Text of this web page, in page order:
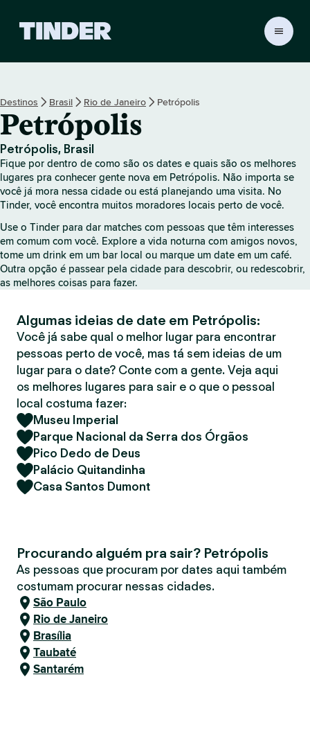
a
i
n
c
i
a
l
o
T
i
n
r
Destinos Brasil Rio de Janeiro Petrópolis
Petrópolis
Petrópolis, Brasil
Fique por dentro de como são os dates e quais são os melhores
lugares pra conhecer gente nova em Petrópolis. Não importa se
você já mora nessa cidade ou está planejando uma visita. No
Tinder, você encontra muitos moradores locais perto de você.
Use o Tinder para dar matches com pessoas que têm interesses
em comum com você. Explore a vida noturna com amigos novos,
tome um drink em um bar local ou marque um date em um café.
Outra opção é passear pela cidade para descobrir, ou redescobrir,
as melhores coisas para fazer.
Algumas ideias de date em Petrópolis:
Você já sabe qual o melhor lugar para encontrar
pessoas perto de você, mas tá sem ideias de um
lugar para o date? Conte com a gente. Veja aqui
os melhores lugares para sair e o que o pessoal
local costuma fazer:
Museu Imperial
Parque Nacional da Serra dos Órgãos
Pico Dedo de Deus
Palácio Quitandinha
Casa Santos Dumont
Procurando alguém pra sair? Petrópolis
As pessoas que procuram por dates aqui também
costumam procurar nessas cidades.
São Paulo
Rio de Janeiro
Brasília
Taubaté
Santarém